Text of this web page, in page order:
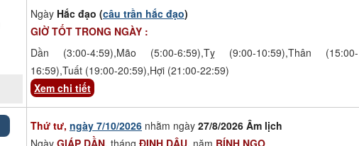
Ngày Hắc đạo (câu trần hắc đạo)
GIỜ TỐT TRONG NGÀY :
Dần (3:00-4:59),Mão (5:00-6:59),Tỵ (9:00-10:59),Thân (15:00-
16:59),Tuất (19:00-20:59),Hợi (21:00-22:59)
Xem chi tiết
Thứ tư, ngày 7/10/2026 nhằm ngày 27/8/2026 Âm lịch
Ngày GIÁP DẦN, tháng ĐINH DẬU, năm BÍNH NGỌ